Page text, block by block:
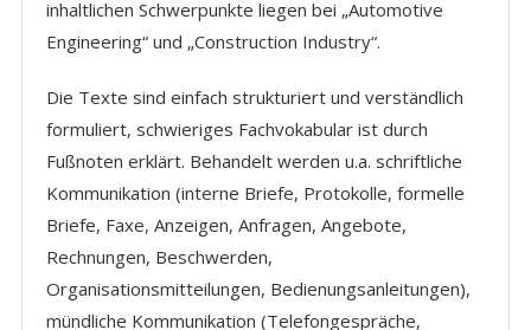
inhaltlichen Schwerpunkte liegen bei „Automotive
Engineering“ und „Construction Industry“.
Die Texte sind einfach strukturiert und verständlich
formuliert, schwieriges Fachvokabular ist durch
Fußnoten erklärt. Behandelt werden u.a. schriftliche
Kommunikation (interne Briefe, Protokolle, formelle
Briefe, Faxe, Anzeigen, Anfragen, Angebote,
Rechnungen, Beschwerden,
Organisationsmitteilungen, Bedienungsanleitungen),
mündliche Kommunikation (Telefongespräche,